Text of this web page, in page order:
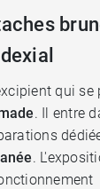
qui se
. Il entre
.